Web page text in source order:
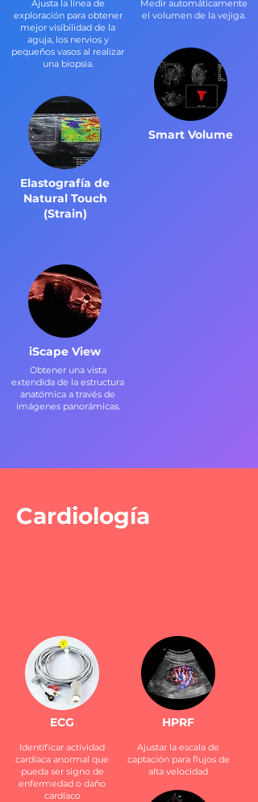
Ajusta la línea de
exploración para obtener
mejor visibilidad de la
aguja, los nervios y
pequeños vasos al realizar
una biopsia.
Elastografía de
Natural Touch
(Strain)
iScape View
Obtener una vista
extendida de la estructura
anatómica a través de
imágenes panorámicas.
Medir automáticamente
el volumen de la vejiga.
Smart Volume
ECG
Identificar actividad
cardíaca anormal que
pueda ser signo de
enfermedad o daño
cardíaco
HPRF
Ajustar la escala de
captación para flujos de
alta velocidad
Cardiología